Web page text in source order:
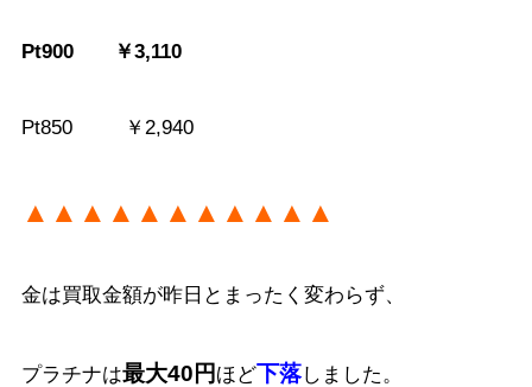
Pt900 ￥3,110
Pt850 ￥2,940
▲▲▲▲▲▲▲▲▲▲▲
金は買取金額が昨日とまったく変わらず、
プラチナは最大40円 ほど下落しました。